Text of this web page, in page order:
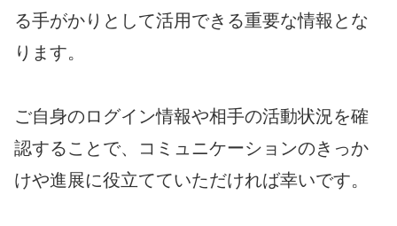
る手がかりとして活用できる重要な情報とな
ります。
ご自身のログイン情報や相手の活動状況を確
認することで、コミュニケーションのきっか
けや進展に役立てていただければ幸いです。